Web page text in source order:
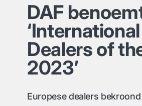
DAF
Dealers of
2023’
Europese dealers bekroond